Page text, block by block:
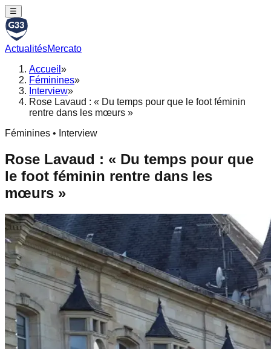
☰
ActualitésMercato
Accueil »
Féminines»
Interview»
Rose Lavaud : « Du temps pour que le foot féminin
rentre dans les mœurs »
Féminines • Interview
Rose Lavaud : « Du temps pour que
le foot féminin rentre dans les
mœurs »